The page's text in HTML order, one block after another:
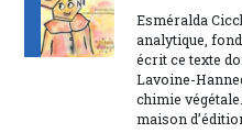
Esméralda
analytique,
écrit ce texte
Lavoine-
chimie
maison